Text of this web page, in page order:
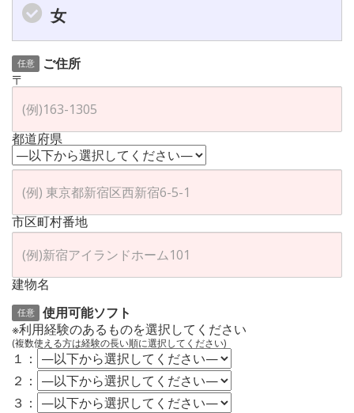
女
任意
ご住所
〒
都道府県
市区町村番地
建物名
任意
使用可能ソフト
※利用経験のあるものを選択してください
(複数使える方は経験の長い順に選択してください)
１：
２：
３：